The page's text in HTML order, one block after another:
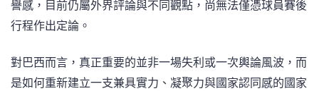
譽感，目前仍屬外界評論與不同觀點，尚無法僅憑球員賽後
行程作出定論。
對巴西而言，真正重要的並非一場失利或一次輿論風波，而
是如何重新建立一支兼具實力、凝聚力與國家認同感的國家